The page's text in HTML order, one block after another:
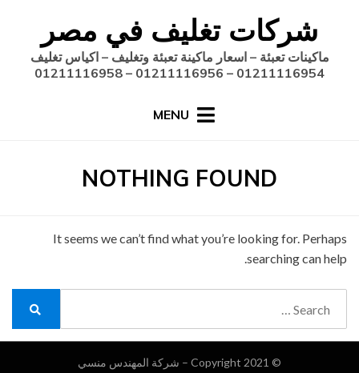
content
شركات تغليف في مصر
ماكينات تعبئة – اسعار ماكينة تعبئة وتغليف – اكياس تغليف
01211116954 – 01211116956 – 01211116958
MENU
NOTHING FOUND
It seems we can’t find what you’re looking for. Perhaps
searching can help.
© Copyright 2021 – شركة المهندس منسي